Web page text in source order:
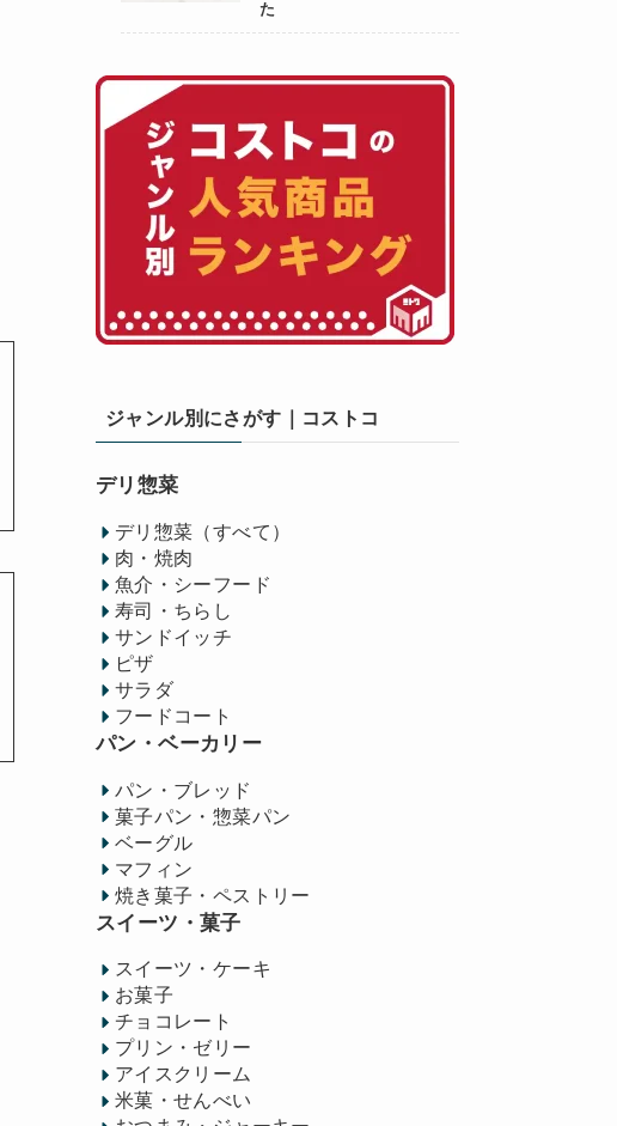
た
ジャンル別にさがす｜コストコ
デリ惣菜
デリ惣菜（すべて）
肉・焼肉
魚介・シーフード
寿司・ちらし
サンドイッチ
ピザ
サラダ
フードコート
パン・ベーカリー
パン・ブレッド
菓子パン・惣菜パン
ベーグル
マフィン
焼き菓子・ペストリー
スイーツ・菓子
スイーツ・ケーキ
お菓子
チョコレート
プリン・ゼリー
アイスクリーム
米菓・せんべい